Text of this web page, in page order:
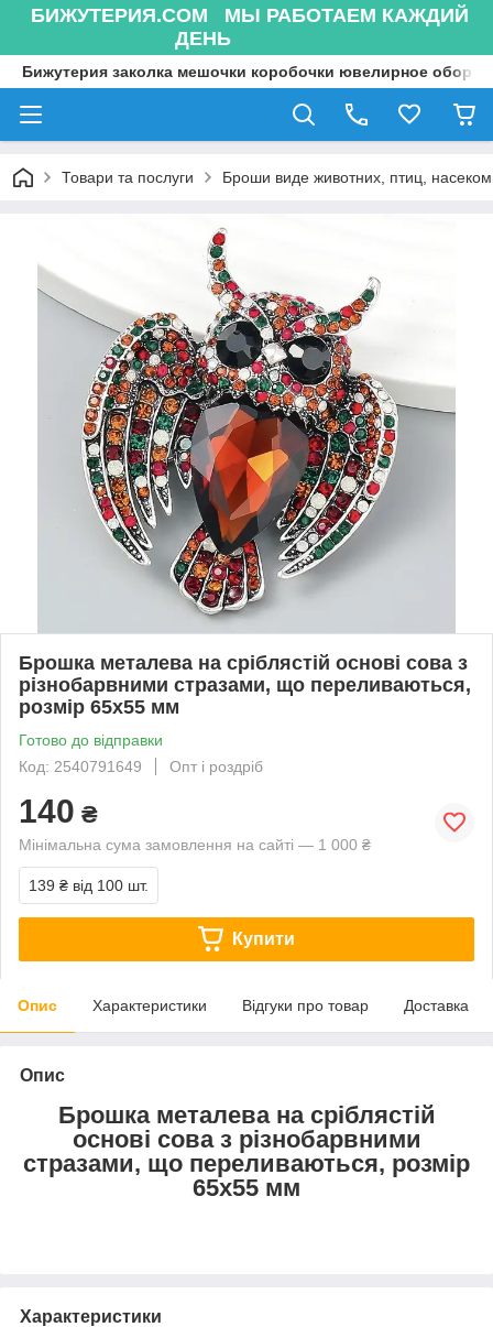
БИЖУТЕРИЯ.COM МЫ РАБОТАЕМ КАЖДИЙ
ДЕНЬ
Бижутерия заколка мешочки коробочки ювелирное
Товари та послуги Броши виде животних, птиц,
Брошка металева на сріблястій основі сова з
різнобарвними стразами, що переливаються,
розмір 65х55 мм
Готово до відправки
Код: 2540791649
Опт і роздріб
140 ₴
Мінімальна сума замовлення на сайті — 1 000 ₴
139 ₴ від 100 шт.
Купити
Опис Характеристики Відгуки про товар Доставка
Опис
Брошка металева на сріблястій
основі сова з різнобарвними
стразами, що переливаються, розмір
65х55 мм
Характеристики